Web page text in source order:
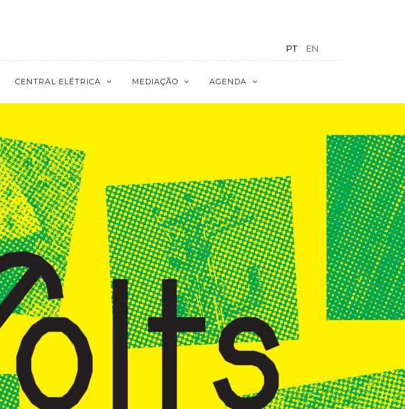
PT EN
CENTRAL ELÉTRICA MEDIAÇÃO AGENDA